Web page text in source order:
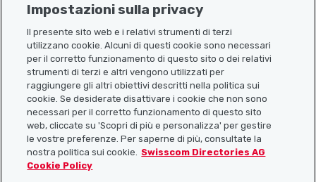
Link utili
Scarica l’app Localcities
Impostazioni sulla privacy
Il presente sito web e i relativi strumenti di terzi
utilizzano cookie. Alcuni di questi cookie sono necessari
per il corretto funzionamento di questo sito o dei relativi
strumenti di terzi e altri vengono utilizzati per
raggiungere gli altri obiettivi descritti nella politica sui
cookie. Se desiderate disattivare i cookie che non sono
necessari per il corretto funzionamento di questo sito
web, cliccate su 'Scopri di più e personalizza' per gestire
le vostre preferenze. Per saperne di più, consultate la
nostra politica sui cookie.
Swisscom Directories AG
Cookie Policy